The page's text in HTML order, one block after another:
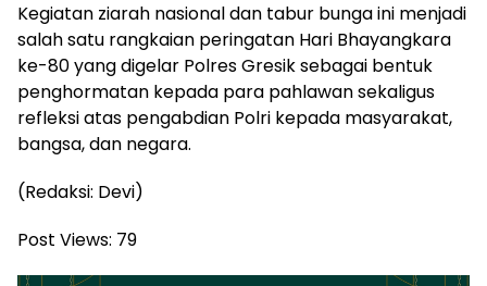
Kegiatan ziarah nasional dan tabur bunga ini menjadi
salah satu rangkaian peringatan Hari Bhayangkara
ke-80 yang digelar Polres Gresik sebagai bentuk
penghormatan kepada para pahlawan sekaligus
refleksi atas pengabdian Polri kepada masyarakat,
bangsa, dan negara.
(Redaksi: Devi)
Post Views: 79